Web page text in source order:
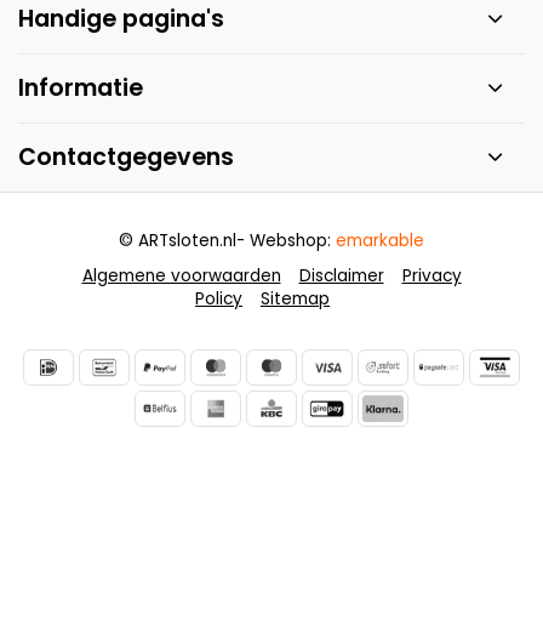
Handige pagina's
Informatie
Contactgegevens
Algemene voorwaarden Disclaimer
Privacy
Policy
Sitemap
© ARTsloten.nl- Webshop: emarkable